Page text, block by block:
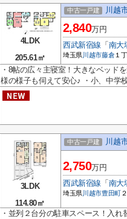
4LDK
205.61㎡
中古一戸建 川越
2,840万円
西武新宿線 「 南大
埼玉県川越市藤倉１
・8帖の広々主寝室！大きなベッド
様の様子も伺えて安心♪ ・小、中学
3LDK
114.80㎡
中古一戸建 川越
2,750万円
西武新宿線 「 南大
埼玉県川越市豊田町
・並列２台分の駐車スペース！入